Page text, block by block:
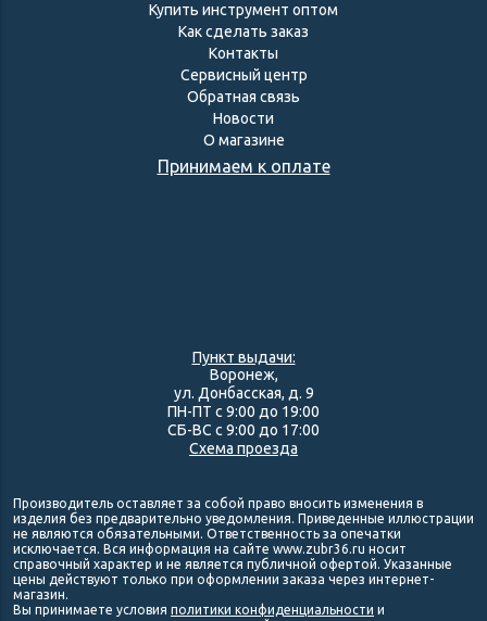
Купить инструмент оптом
Как сделать заказ
Контакты
Сервисный центр
Обратная связь
Новости
О магазине
Принимаем к оплате
Пункт выдачи:
Воронеж,
ул. Донбасская, д. 9
ПН-ПТ с 9:00 до 19:00
СБ-ВС с 9:00 до 17:00
Схема проезда
Производитель оставляет за собой право вносить изменения в
изделия без предварительно уведомления. Приведенные иллюстрации
не являются обязательными. Ответственность за опечатки
исключается. Вся информация на сайте www.zubr36.ru носит
справочный характер и не является публичной офертой. Указанные
цены действуют только при оформлении заказа через интернет-
магазин.
Вы принимаете условия политики конфиденциальности и